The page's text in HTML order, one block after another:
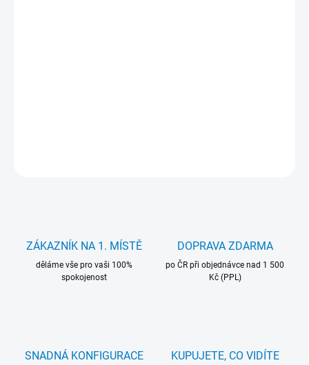
ZÁKAZNÍK NA 1. MÍSTĚ
děláme vše pro vaši 100%
spokojenost
DOPRAVA ZDARMA
po ČR při objednávce nad 1 500
Kč (PPL)
SNADNÁ KONFIGURACE KUPUJETE, CO VIDÍTE